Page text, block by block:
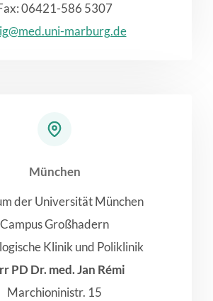
06421-586 5307
marburg.de
München
der Universität München
Campus Großhadern
Klinik und Poliklinik
PD Dr. med. Jan Rémi
Marchioninistr. 15